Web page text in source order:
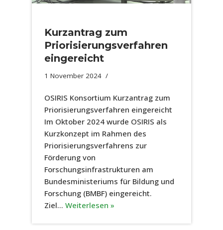
Kurzantrag zum
Priorisierungsverfahren
eingereicht
1 November 2024
OSIRIS Konsortium Kurzantrag zum
Priorisierungsverfahren eingereicht
Im Oktober 2024 wurde OSIRIS als
Kurzkonzept im Rahmen des
Priorisierungsverfahrens zur
Förderung von
Forschungsinfrastrukturen am
Bundesministeriums für Bildung und
Forschung (BMBF) eingereicht.
Ziel… Weiterlesen »